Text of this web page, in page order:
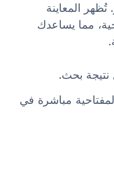
المعاينة
مما يساعدك
بحث.
مباشرة في